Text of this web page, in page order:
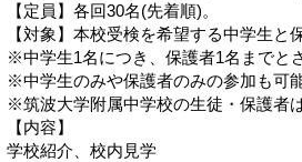
【定員】各回30名(先着順)。
【対象】本校受検を希望する中学生と
※中学生1名につき、保護者1名までと
※中学生のみや保護者のみの参加も可
※筑波大学附属中学校の生徒・保護者
【内容】
学校紹介、校内見学